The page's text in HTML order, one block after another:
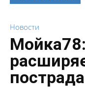
Новости